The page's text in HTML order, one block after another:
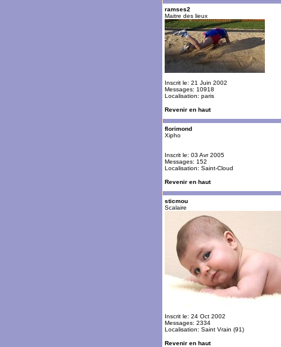
ramses2
Maitre des lieux
Inscrit le: 21 Juin 2002
Messages: 10918
Localisation: paris
Revenir en haut
florimond
Xipho
Inscrit le: 03 Avr 2005
Messages: 152
Localisation: Saint-Cloud
Revenir en haut
sticmou
Scalaire
Inscrit le: 24 Oct 2002
Messages: 2334
Localisation: Saint Vrain (91)
Revenir en haut